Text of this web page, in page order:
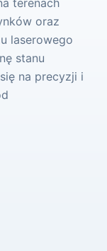
oraz
laserowego
stanu
na precyzji i